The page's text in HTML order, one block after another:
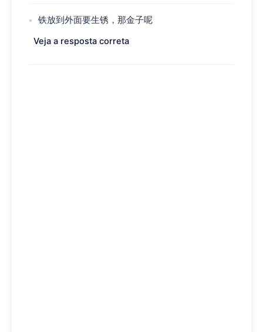
铁放到外面要生锈，那金子呢
Veja a resposta correta